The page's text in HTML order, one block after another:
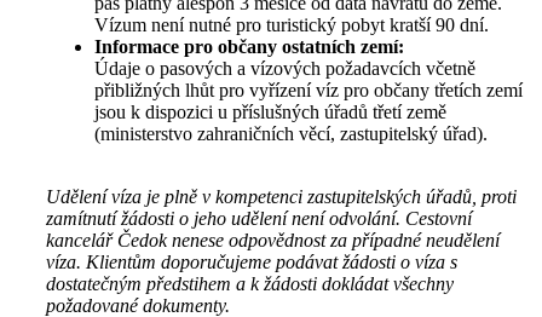
Vízum není nutné pro turistický pobyt kratší 90 dní.
Informace pro občany ostatních zemí:
Údaje o pasových a vízových požadavcích včetně
přibližných lhůt pro vyřízení víz pro občany třetích zemí
jsou k dispozici u příslušných úřadů třetí země
(ministerstvo zahraničních věcí, zastupitelský úřad).
Udělení víza je plně v kompetenci zastupitelských úřadů, proti
zamítnutí žádosti o jeho udělení není odvolání. Cestovní
kancelář Čedok nenese odpovědnost za případné neudělení
víza. Klientům doporučujeme podávat žádosti o víza s
dostatečným předstihem a k žádosti dokládat všechny
požadované dokumenty.